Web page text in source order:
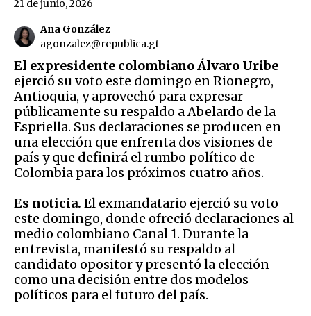
Ana González
agonzalez@republica.gt
21 de junio, 2026
El expresidente colombiano Álvaro Uribe
ejerció su voto este domingo en Rionegro,
Antioquia, y aprovechó para expresar
públicamente su respaldo a Abelardo de la
Espriella. Sus declaraciones se producen en
una elección que enfrenta dos visiones de
país y que definirá el rumbo político de
Colombia para los próximos cuatro años.
Es noticia. El exmandatario ejerció su voto
este domingo, donde ofreció declaraciones al
medio colombiano Canal 1. Durante la
entrevista, manifestó su respaldo al
candidato opositor y presentó la elección
como una decisión entre dos modelos
políticos para el futuro del país.